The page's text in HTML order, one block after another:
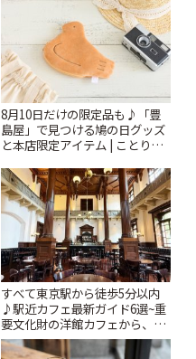
8月10日だけの限定品も♪「豊
島屋」で見つける鳩の日グッズ
と本店限定アイテム | ことりっ
すべて東京駅から徒歩5分以内
♪駅近カフェ最新ガイド6選~重
要文化財の洋館カフェから、改
札すぐのレトロ喫茶まで~ | こと
りっぷ